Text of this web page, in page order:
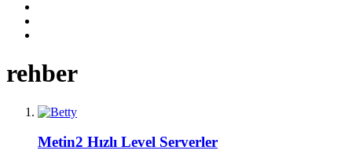
rehber
Metin2 Hızlı Level Serverler